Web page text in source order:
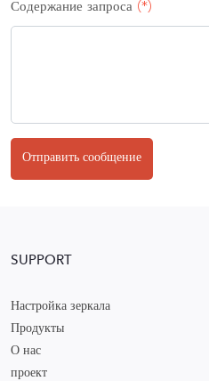
Содержание запроса (*)
Отправить сообщение
SUPPORT
Настройка зеркала
Продукты
О нас
проект